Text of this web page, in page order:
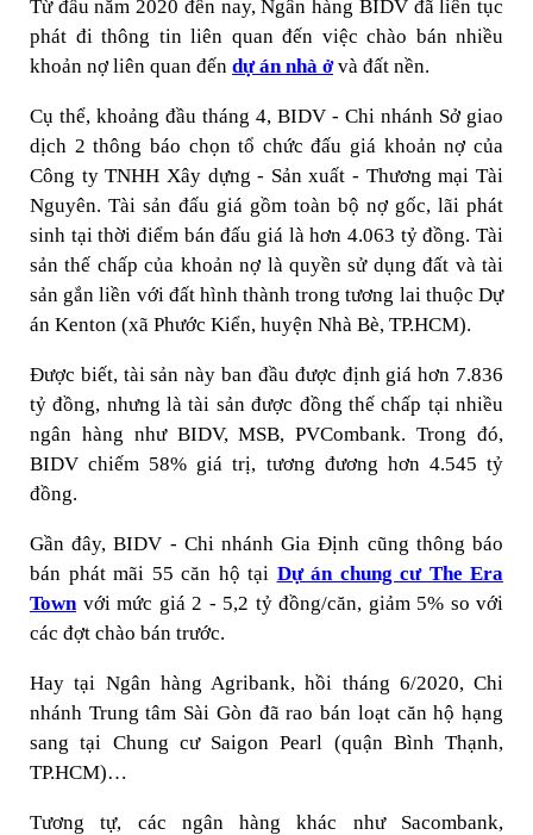
Từ đầu năm 2020 đến nay, Ngân hàng BIDV đã liên tục
phát đi thông tin liên quan đến việc chào bán nhiều
khoản nợ liên quan đến dự án nhà ởvà đất nền.
Cụ thể, khoảng đầu tháng 4, BIDV - Chi nhánh Sở giao
dịch 2 thông báo chọn tổ chức đấu giá khoản nợ của
Công ty TNHH Xây dựng - Sản xuất - Thương mại Tài
Nguyên. Tài sản đấu giá gồm toàn bộ nợ gốc, lãi phát
sinh tại thời điểm bán đấu giá là hơn 4.063 tỷ đồng. Tài
sản thế chấp của khoản nợ là quyền sử dụng đất và tài
sản gắn liền với đất hình thành trong tương lai thuộc Dự
án Kenton (xã Phước Kiển, huyện Nhà Bè, TP.HCM).
Được biết, tài sản này ban đầu được định giá hơn 7.836
tỷ đồng, nhưng là tài sản được đồng thế chấp tại nhiều
ngân hàng như BIDV, MSB, PVCombank. Trong đó,
BIDV chiếm 58% giá trị, tương đương hơn 4.545 tỷ
đồng.
Gần đây, BIDV - Chi nhánh Gia Định cũng thông báo
bán phát mãi 55 căn hộ tại Dự án chung cư The Era
Townvới mức giá 2 - 5,2 tỷ đồng/căn, giảm 5% so với
các đợt chào bán trước.
Hay tại Ngân hàng Agribank, hồi tháng 6/2020, Chi
nhánh Trung tâm Sài Gòn đã rao bán loạt căn hộ hạng
sang tại Chung cư Saigon Pearl (quận Bình Thạnh,
TP.HCM)…
Tương tự, các ngân hàng khác như Sacombank,